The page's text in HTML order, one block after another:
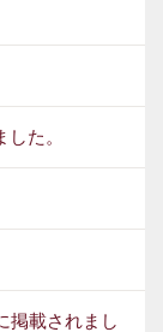
た。
掲載されまし